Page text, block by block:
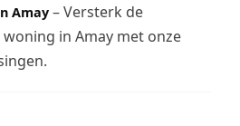
Amay– Versterk de
in Amay met onze